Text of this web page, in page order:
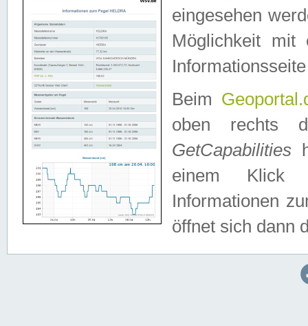
eingesehen
Möglichkeit mit
Beim
oben rechts
GetCapabilities
einem Klick
Informationen
öffnet sich dann